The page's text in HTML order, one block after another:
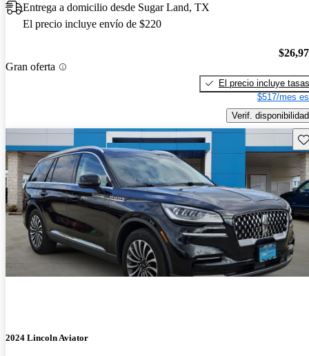
Entrega a domicilio desde Sugar Land, TX
El precio incluye envío de $220
Gran oferta
El precio incluye tasas
$517/mes
Verif. disponibilidad
2024 Lincoln Aviator